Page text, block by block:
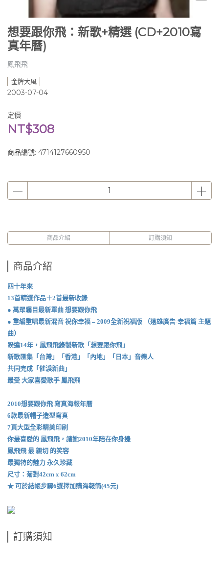
想要跟你飛：新歌+精選 (CD+2010寫
真年曆)
鳳飛飛
金牌大風
2003-07-04
定價
NT$308
商品編號: 4714127660950
商品介紹 訂購須知
商品介紹
四十年來
13首精選作品＋2首最新收錄
● 萬眾矚目最新單曲 想要跟你飛
● 重編重唱最新混音 祝你幸福 – 2009全新祝福版 （遠雄廣告-幸福篇 主題
曲）
睽違14年，鳳飛飛錄製新歌「想要跟你飛」
新歌匯集「台灣」「香港」「內地」「日本」音樂人
共同完成「催淚新曲」
最受 大家喜愛歌手 鳳飛飛
2010想要跟你飛 寫真海報年曆
6款最新帽子造型寫真
7頁大型全彩精美印刷
你最喜愛的 鳳飛飛，讓她2010年陪在你身邊
鳳飛飛 最 親切 的笑容
最獨特的魅力 永久珍藏
尺寸：菊對42cm x 62cm
★ 可於結帳步驟6選擇加購海報筒(45元)
訂購須知